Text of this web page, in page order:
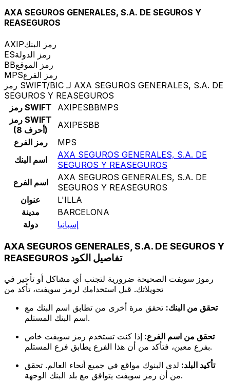
AXA SEGUROS GENERALES, S.A. DE SEGUROS Y
REASEGUROS
AXIPرمز البنك
ESرمز الدولة
BBرمز الموقع
MPSرمز الفرع
رمز SWIFT/BIC لـ AXA SEGUROS GENERALES, S.A. DE
SEGUROS Y REASEGUROS
رمز SWIFT
AXIPESBBMPS
رمز SWIFT
(8 أحرف)
AXIPESBB
رمز الفرع
MPS
اسم البنك
AXA SEGUROS GENERALES, S.A. DE
SEGUROS Y REASEGUROS
اسم الفرع
AXA SEGUROS GENERALES, S.A. DE
SEGUROS Y REASEGUROS
عنوان
L'ILLA
مدينة
BARCELONA
دولة
إسبانيا
AXA SEGUROS GENERALES, S.A. DE SEGUROS Y
REASEGUROS تفاصيل الكود
رموز سويفت الصحيحة ضرورية لتجنب أي مشاكل أو تأخير في
تحويلاتك. قبل استخدامك لرمز سويفت، تأكد من
تحقق من البنك: تحقق مرة أخرى من تطابق اسم البنك مع
اسم البنك المستلم.
تحقق من اسم الفرع: إذا كنت تستخدم رمز سويفت خاص
بفرع معين، فتأكد من أن هذا الفرع يطابق فرع المستلم.
تأكيد البلد: لدى البنوك مواقع في جميع أنحاء العالم. تحقق
من أن رمز سويفت يتوافق مع بلد البنك الوجهة.